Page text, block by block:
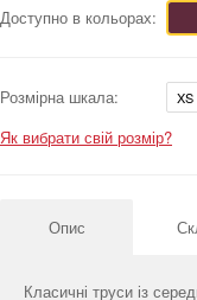
Доступно в кольорах:
Розмірна шкала: XS
Як вибрати свій розмір?
Опис
Класичні труси із